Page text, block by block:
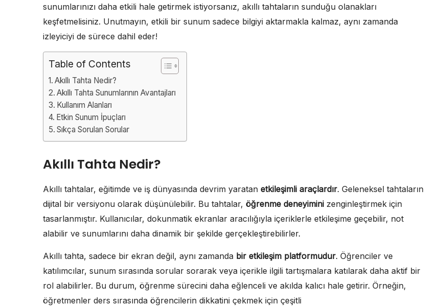
sunumlarınızı daha etkili hale getirmek istiyorsanız, akıllı tahtaların sunduğu olanakları
keşfetmelisiniz. Unutmayın, etkili bir sunum sadece bilgiyi aktarmakla kalmaz, aynı zamanda
izleyiciyi de sürece dahil eder!
Table of Contents
Akıllı Tahta Nedir?
Akıllı Tahta Sunumlarının Avantajları
Kullanım Alanları
Etkin Sunum İpuçları
Sıkça Sorulan Sorular
Akıllı Tahta Nedir?
Akıllı tahtalar, eğitimde ve iş dünyasında devrim yaratan etkileşimli araçlardır. Geleneksel tahtaların
dijital bir versiyonu olarak düşünülebilir. Bu tahtalar, öğrenme deneyimini zenginleştirmek için
tasarlanmıştır. Kullanıcılar, dokunmatik ekranlar aracılığıyla içeriklerle etkileşime geçebilir, not
alabilir ve sunumlarını daha dinamik bir şekilde gerçekleştirebilirler.
Akıllı tahta, sadece bir ekran değil, aynı zamanda bir etkileşim platformudur. Öğrenciler ve
katılımcılar, sunum sırasında sorular sorarak veya içerikle ilgili tartışmalara katılarak daha aktif bir
rol alabilirler. Bu durum, öğrenme sürecini daha eğlenceli ve akılda kalıcı hale getirir. Örneğin,
öğretmenler ders sırasında öğrencilerin dikkatini çekmek için çeşitli